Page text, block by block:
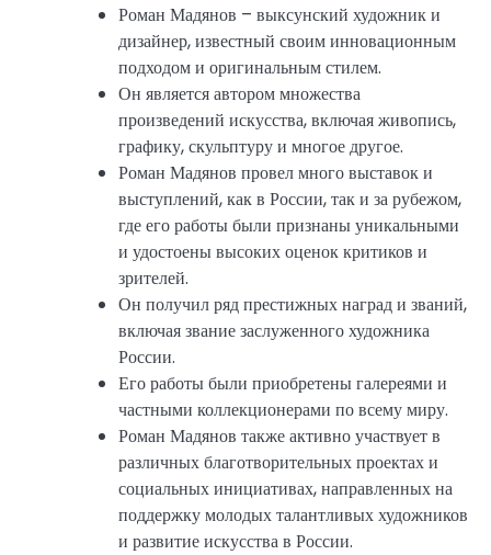
Роман Мадянов – выксунский художник и
дизайнер, известный своим инновационным
подходом и оригинальным стилем.
Он является автором множества
произведений искусства, включая живопись,
графику, скульптуру и многое другое.
Роман Мадянов провел много выставок и
выступлений, как в России, так и за рубежом,
где его работы были признаны уникальными
и удостоены высоких оценок критиков и
зрителей.
Он получил ряд престижных наград и званий,
включая звание заслуженного художника
России.
Его работы были приобретены галереями и
частными коллекционерами по всему миру.
Роман Мадянов также активно участвует в
различных благотворительных проектах и
социальных инициативах, направленных на
поддержку молодых талантливых художников
и развитие искусства в России.